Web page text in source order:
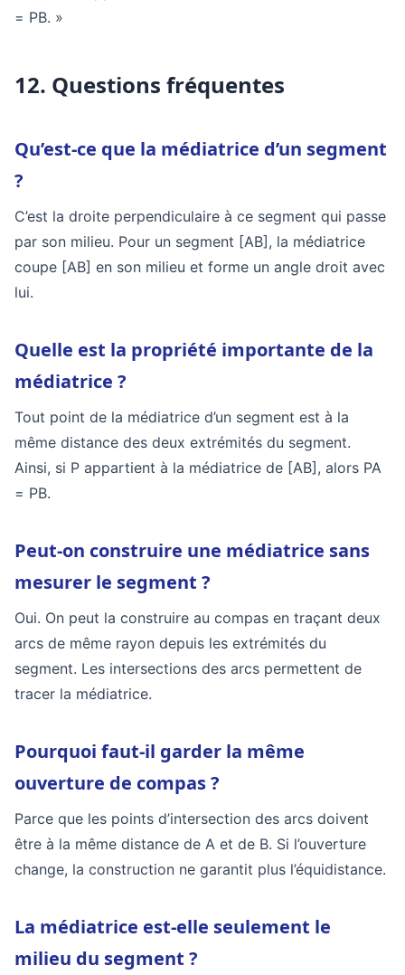
= PB. »
12. Questions fréquentes
Qu’est-ce que la médiatrice d’un segment
?
C’est la droite perpendiculaire à ce segment qui passe
par son milieu. Pour un segment [AB], la médiatrice
coupe [AB] en son milieu et forme un angle droit avec
lui.
Quelle est la propriété importante de la
médiatrice ?
Tout point de la médiatrice d’un segment est à la
même distance des deux extrémités du segment.
Ainsi, si P appartient à la médiatrice de [AB], alors PA
= PB.
Peut-on construire une médiatrice sans
mesurer le segment ?
Oui. On peut la construire au compas en traçant deux
arcs de même rayon depuis les extrémités du
segment. Les intersections des arcs permettent de
tracer la médiatrice.
Pourquoi faut-il garder la même
ouverture de compas ?
Parce que les points d’intersection des arcs doivent
être à la même distance de A et de B. Si l’ouverture
change, la construction ne garantit plus l’équidistance.
La médiatrice est-elle seulement le
milieu du segment ?